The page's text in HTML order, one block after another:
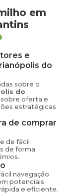
em
e
do
sobre o
do
oferta e
estratégicas
de comprar
de fácil
de forma
navegação
potenciais
e eficiente.